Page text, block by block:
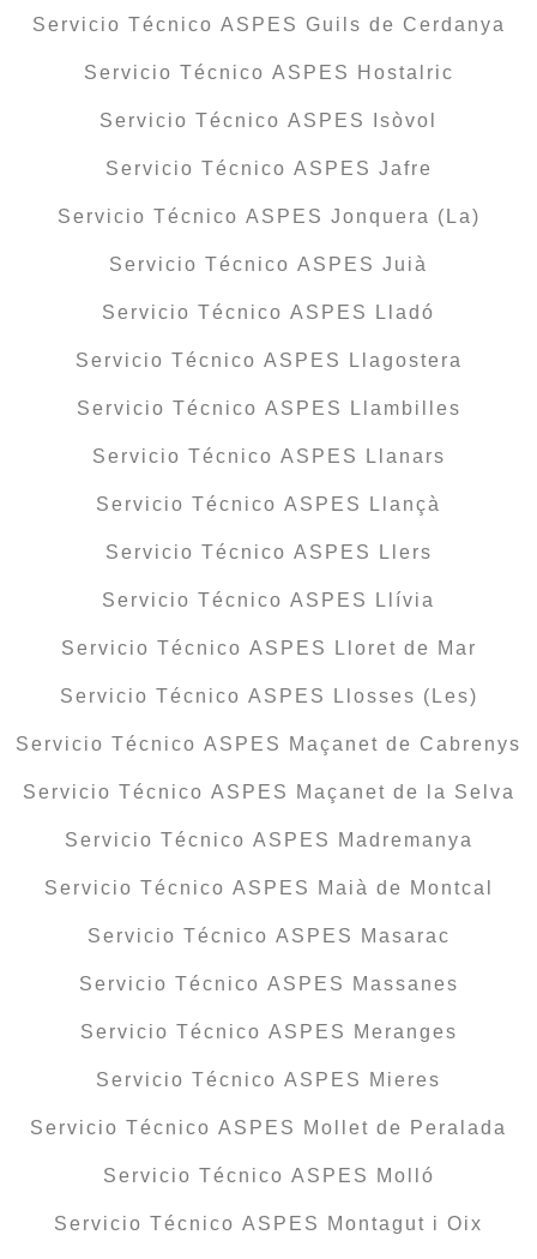
Servicio Técnico ASPES Guils de Cerdanya
Servicio Técnico ASPES Hostalric
Servicio Técnico ASPES Isòvol
Servicio Técnico ASPES Jafre
Servicio Técnico ASPES Jonquera (La)
Servicio Técnico ASPES Juià
Servicio Técnico ASPES Lladó
Servicio Técnico ASPES Llagostera
Servicio Técnico ASPES Llambilles
Servicio Técnico ASPES Llanars
Servicio Técnico ASPES Llançà
Servicio Técnico ASPES Llers
Servicio Técnico ASPES Llívia
Servicio Técnico ASPES Lloret de Mar
Servicio Técnico ASPES Llosses (Les)
Servicio Técnico ASPES Maçanet de Cabrenys
Servicio Técnico ASPES Maçanet de la Selva
Servicio Técnico ASPES Madremanya
Servicio Técnico ASPES Maià de Montcal
Servicio Técnico ASPES Masarac
Servicio Técnico ASPES Massanes
Servicio Técnico ASPES Meranges
Servicio Técnico ASPES Mieres
Servicio Técnico ASPES Mollet de Peralada
Servicio Técnico ASPES Molló
Servicio Técnico ASPES Montagut i Oix